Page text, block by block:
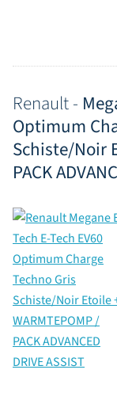
Renault -
Optimum
Schiste/Noir
PACK